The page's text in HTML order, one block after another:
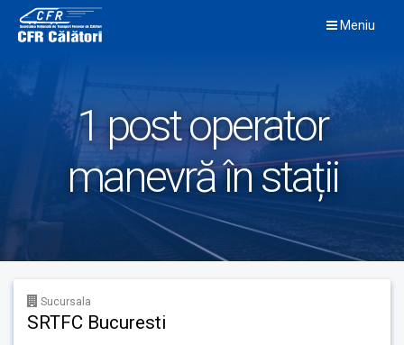
content
Meniu
1 post operator
manevră în stații
Sucursala
SRTFC Bucuresti